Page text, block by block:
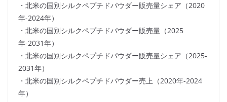
・北米の国別シルクペプチドパウダー販売量シェア（2020
年-2024年）
・北米の国別シルクペプチドパウダー販売量（2025
年-2031年）
・北米の国別シルクペプチドパウダー販売量シェア（2025-
2031年）
・北米の国別シルクペプチドパウダー売上（2020年-2024
年）